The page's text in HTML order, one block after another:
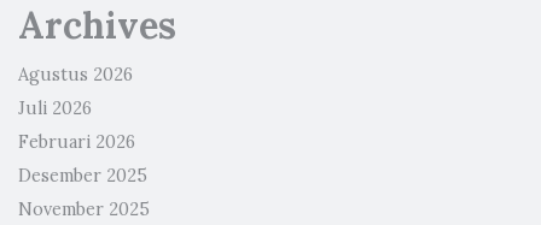
Archives
Agustus 2026
Juli 2026
Februari 2026
Desember 2025
November 2025